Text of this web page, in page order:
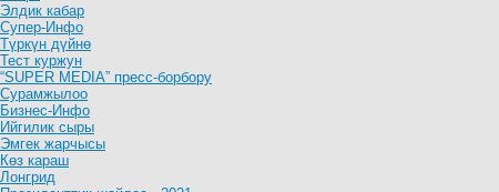
Элдик кабар
Супер-Инфо
Түркүн дүйнө
Тест куржун
“SUPER MEDIA” пресс-борбору
Сурамжылоо
Бизнес-Инфо
Ийгилик сыры
Эмгек жарчысы
Көз караш
Лонгрид